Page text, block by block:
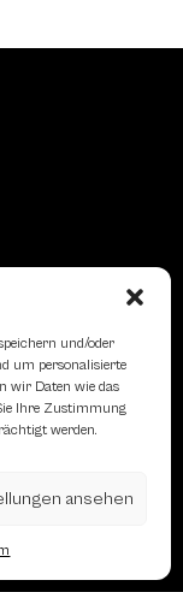
und/oder
um personalisierte
wir Daten wie das
Ihre Zustimmung
werden.
ansehen